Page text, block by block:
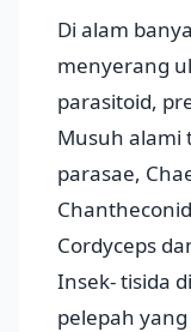
Di alam
menyerang
parasitoid,
Musuh alami
parasae,
Cordyceps
Insek- tisida
pelepah